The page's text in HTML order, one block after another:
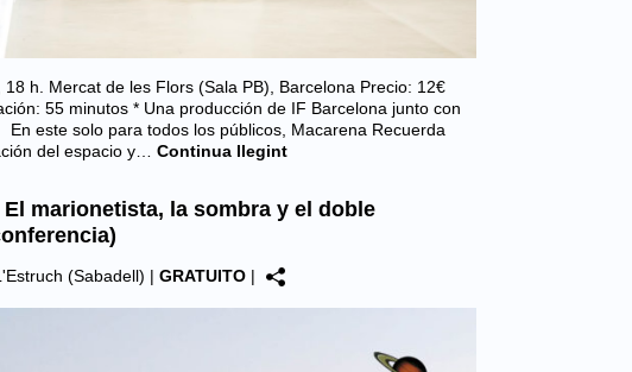
h. Mercat de les Flors (Sala PB), Barcelona Precio: 12€
55 minutos * Una producción de IF Barcelona junto con
este solo para todos los públicos, Macarena Recuerda
del espacio y…
Continua llegint
El marionetista, la sombra y el doble
(Sabadell) | GRATUITO |